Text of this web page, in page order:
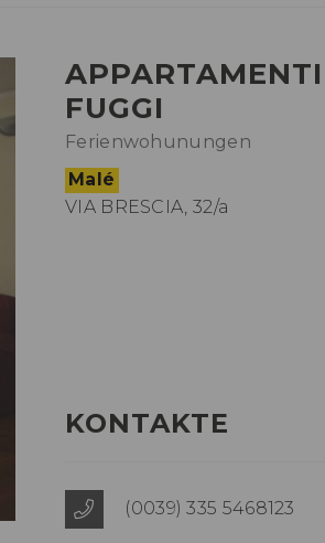
FUGGI
Ferienwohunungen
Malé
VIA BRESCIA, 32/a
KONTAKTE
(0039) 335 5468123